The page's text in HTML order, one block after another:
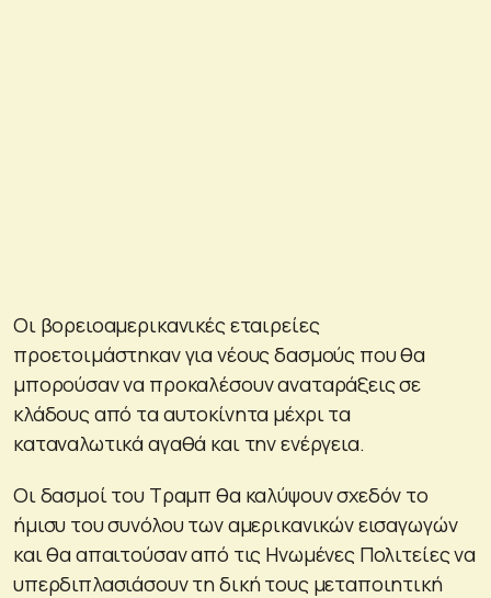
Οι βορειοαμερικανικές εταιρείες
προετοιμάστηκαν για νέους δασμούς που θα
μπορούσαν να προκαλέσουν αναταράξεις σε
κλάδους από τα αυτοκίνητα μέχρι τα
καταναλωτικά αγαθά και την ενέργεια.
Οι δασμοί του Τραμπ θα καλύψουν σχεδόν το
ήμισυ του συνόλου των αμερικανικών εισαγωγών
και θα απαιτούσαν από τις Ηνωμένες Πολιτείες να
υπερδιπλασιάσουν τη δική τους μεταποιητική